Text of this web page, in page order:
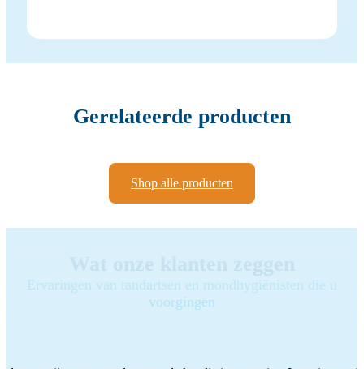
Gerelateerde producten
Shop alle producten
Ervaringen van tandartsen en mondhygiënisten die u
voorgingen